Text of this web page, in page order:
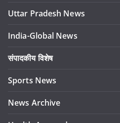
Uttar Pradesh News
India-Global News
संपादकीय विशेष
Sports News
News Archive